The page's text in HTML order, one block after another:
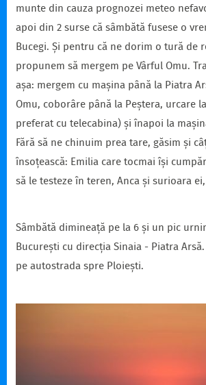
munte din cauza prognozei meteo
apoi din 2 surse că sâmbătă fusese o
Bucegi. Și pentru că ne dorim o tură de
propunem să mergem pe Vârful Omu.
așa: mergem cu mașina până la Piatra
Omu, coborâre până la Peștera, urcare
preferat cu telecabina) și înapoi la
Fără să ne chinuim prea tare, găsim și
însoțească: Emilia care tocmai își
să le testeze în teren, Anca și surioara
Sâmbătă dimineață pe la 6 și un pic
București cu direcția Sinaia - Piatra
pe autostrada spre Ploiești.